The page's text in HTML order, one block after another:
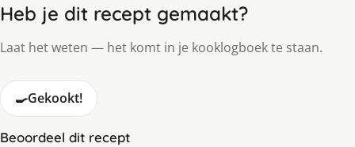
Heb je dit recept gemaakt?
Laat het weten — het komt in je kooklogboek te staan.
🍳Gekookt!
Beoordeel dit recept